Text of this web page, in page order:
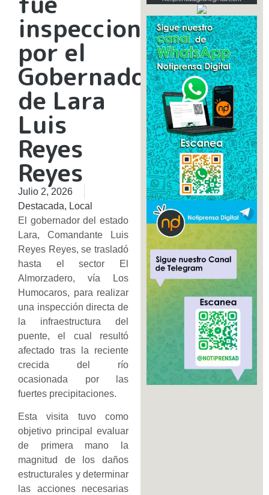
inspeccionado
por el
Gobernador
de Lara
Luis
Reyes
Reyes
Julio 2, 2026
Destacada, Local
El gobernador del estado
Lara, Comandante Luis
Reyes Reyes, se trasladó
hasta el sector El
Almorzadero, vía Los
Humocaros, para realizar
una inspección directa de
la infraestructura del
puente, el cual resultó
afectado tras la reciente
crecida del río
ocasionada por las
fuertes precipitaciones.
Esta visita tuvo como
objetivo principal evaluar
de primera mano la
magnitud de los daños
estructurales y determinar
las acciones necesarias